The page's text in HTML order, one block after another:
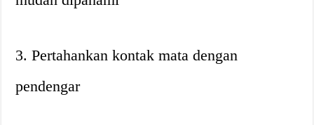
3. Pertahankan kontak mata dengan
pendengar